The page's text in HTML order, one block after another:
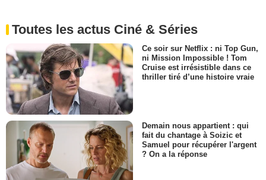
Toutes les actus Ciné & Séries
Ce soir sur Netflix : ni Top Gun,
ni Mission Impossible ! Tom
Cruise est irrésistible dans ce
thriller tiré d’une histoire vraie
Demain nous appartient : qui
fait du chantage à Soizic et
Samuel pour récupérer l'argent
? On a la réponse